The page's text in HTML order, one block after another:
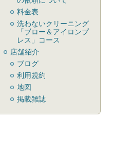
料金表
洗わないクリーニング
「ブロー＆アイロンプ
レス」コース
店舗紹介
ブログ
利用規約
地図
掲載雑誌